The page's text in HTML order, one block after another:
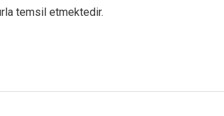
temsil etmektedir.